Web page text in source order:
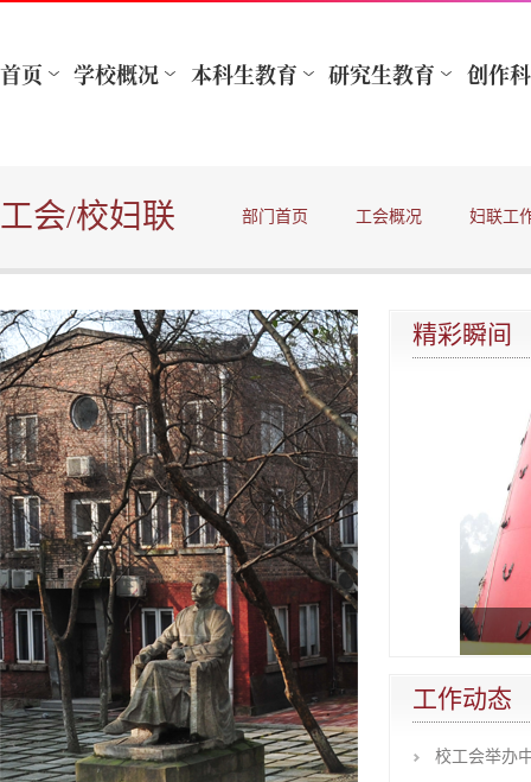
工会/校妇联 部门首页 工会概况 妇联工
精彩瞬间
工作动态
校工会举办